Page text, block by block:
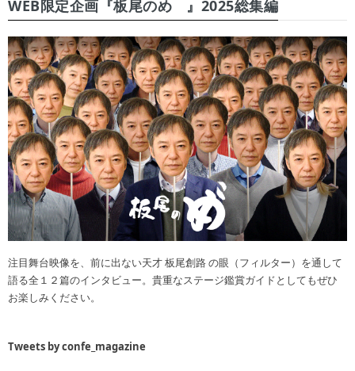
WEB限定企画『板尾のめ゙』2025総集編
注目舞台映像を、前に出ない天才 板尾創路 の眼（フィルター）を通して
語る全１２篇のインタビュー。貴重なステージ鑑賞ガイドとしてもぜひ
お楽しみください。
Tweets by confe_magazine